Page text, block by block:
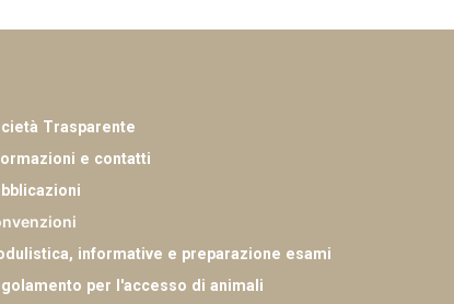
Trasparente
e contatti
informative e preparazione esami
per l'accesso di animali